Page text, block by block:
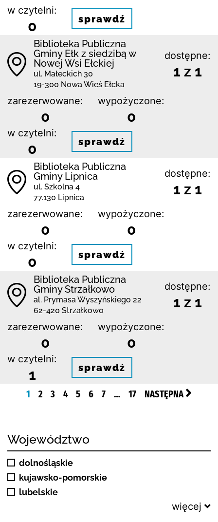
w czytelni:
0 sprawdź
Biblioteka Publiczna
Gminy Ełk z siedzibą w
Nowej Wsi Ełckiej
ul. Małeckich 30
19-300 Nowa Wieś Ełcka
dostępne:
1 z 1
zarezerwowane:
0
wypożyczone:
0
w czytelni:
0 sprawdź
Biblioteka Publiczna
Gminy Lipnica
ul. Szkolna 4
77.130 Lipnica
dostępne:
1 z 1
zarezerwowane:
0
wypożyczone:
0
w czytelni:
0 sprawdź
Biblioteka Publiczna
Gminy Strzałkowo
al. Prymasa Wyszyńskiego 22
62-420 Strzałkowo
dostępne:
1 z 1
zarezerwowane:
0
wypożyczone:
0
w czytelni:
1 sprawdź
1 2 3 4 5 6 7 … 17 NASTĘPNA
Województwo
dolnośląskie
kujawsko-pomorskie
lubelskie
więcej